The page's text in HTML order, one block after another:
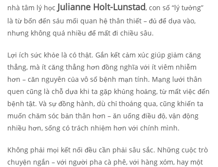
nhà tâm lý học Julianne Holt-Lunstad, con số “lý tưởng”
là từ bốn đến sáu mối quan hệ thân thiết – đủ để dựa vào,
nhưng không quá nhiều để mất đi chiều sâu.
Lợi ích sức khỏe là có thật. Gắn kết cảm xúc giúp giảm căng
thẳng, mà ít căng thẳng hơn đồng nghĩa với ít viêm nhiễm
hơn – căn nguyên của vô số bệnh mạn tính. Mạng lưới thân
quen cũng là chỗ dựa khi ta gặp khủng hoảng, từ mất việc đến
bệnh tật. Và sự đồng hành, dù chỉ thoáng qua, cũng khiến ta
muốn chăm sóc bản thân hơn – ăn uống điều độ, vận động
nhiều hơn, sống có trách nhiệm hơn với chính mình.
Không phải mọi kết nối đều cần phải sâu sắc. Những cuộc trò
chuyện ngắn – với người pha cà phê, với hàng xóm, hay một